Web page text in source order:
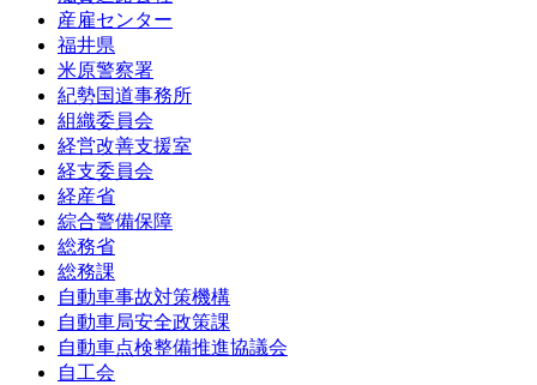
産雇センター
福井県
米原警察署
紀勢国道事務所
組織委員会
経営改善支援室
経支委員会
経産省
綜合警備保障
総務省
総務課
自動車事故対策機構
自動車局安全政策課
自動車点検整備推進協議会
自工会